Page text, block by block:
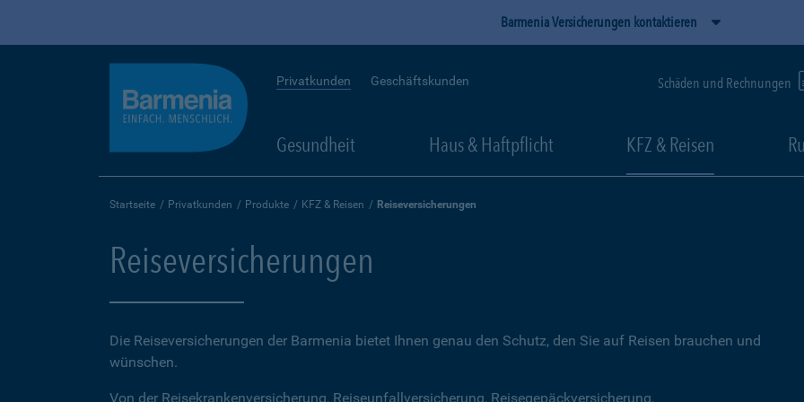
Barmenia Versicherungen kontaktieren
Privatkunden Geschäftskunden Schäden und Rechnungen
Gesundheit Haus & Haftpflicht KFZ & Reisen
Startseite Privatkunden Produkte KFZ & Reisen Reiseversicherungen
Reiseversicherungen
Die Reiseversicherungen der Barmenia bietet Ihnen genau den Schutz, den Sie auf Reisen brauchen und
wünschen.
Von der Reisekrankenversicherung, Reiseunfallversicherung, Reisegepäckversicherung,